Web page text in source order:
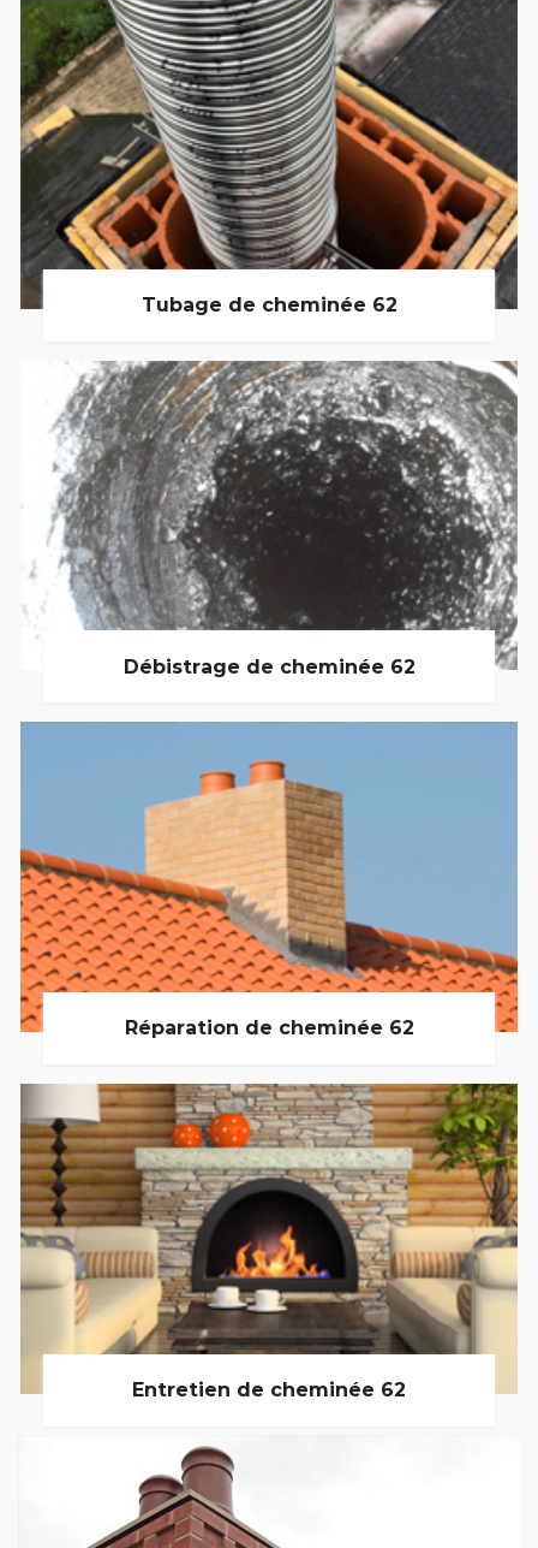
Tubage de cheminée 62
Débistrage de cheminée 62
Réparation de cheminée 62
Entretien de cheminée 62